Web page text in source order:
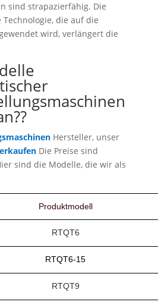
sind strapazierfähig. Die
die auf die
wird, verlängert die
Hersteller, unser
Die Preise sind
sind die Modelle, die wir als
Produktmodell
RTQT6
RTQT6-15
RTQT9